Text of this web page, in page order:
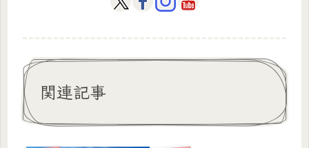
関連記事